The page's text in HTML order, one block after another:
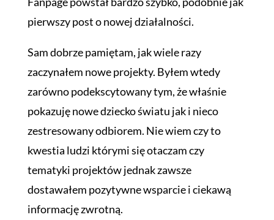
pierwszy post o nowej działalności.
Sam dobrze pamiętam, jak wiele razy
zaczynałem nowe projekty. Byłem wtedy
zarówno podekscytowany tym, że właśnie
pokazuję nowe dziecko światu jak i nieco
zestresowany odbiorem. Nie wiem czy to
kwestia ludzi którymi się otaczam czy
tematyki projektów jednak zawsze
dostawałem pozytywne wsparcie i ciekawą
informację zwrotną.